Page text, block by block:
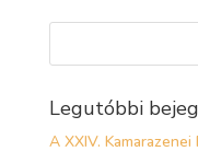
Legutóbbi
A XXIV.